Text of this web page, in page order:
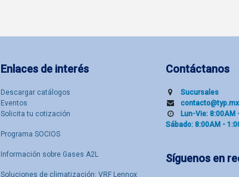
Enlaces de interés
Descargar catálogos
Eventos
Solicita tu cotización
Programa SOCIOS
Información sobre Gases A2L
Soluciones de climatización: VRF Lennox
Contáctanos
Sucu​rsal​es
contacto@typ.mx
Lun-Vie: 8:00AM
Sábado: 8:00AM -
Síguenos en